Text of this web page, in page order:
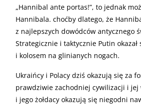
„Hannibal ante portas!”, to jednak
Hannibala. choćby dlatego, że
z najlepszych dowódców antycznego
Strategicznie i taktycznie Putin okazał
i kolosem na glinianych nogach.
Ukraińcy i Polacy dziś okazują się za
prawdziwie zachodniej cywilizacji i jej
i jego żołdacy okazują się niegodni